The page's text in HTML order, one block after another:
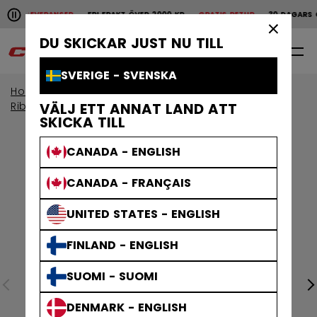
DU SKICKAR JUST NU TILL
SVERIGE - SVENSKA
VÄLJ ETT ANNAT LAND ATT
SKICKA TILL
CANADA - ENGLISH
CANADA - FRANÇAIS
UNITED STATES - ENGLISH
FINLAND - ENGLISH
SUOMI - SUOMI
DENMARK - ENGLISH
Pause the horizontal scroll animation.
LEVERANSERFRI FRAKT ÖVER 2000 KRGRATIS RETUR30 DAGARS
Snabba leveranser Fri frakt över 2000 kr
0
Home Klubbor
Visa alla klubbor
Ribcor-klubbor